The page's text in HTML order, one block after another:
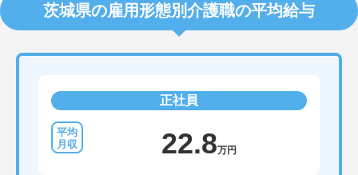
茨城県の雇用形態別介護職の平均給与
正社員
22.8万円